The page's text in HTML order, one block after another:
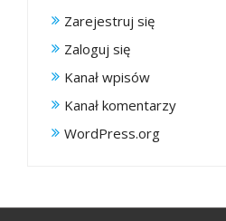
Zarejestruj się
Zaloguj się
Kanał wpisów
Kanał komentarzy
WordPress.org